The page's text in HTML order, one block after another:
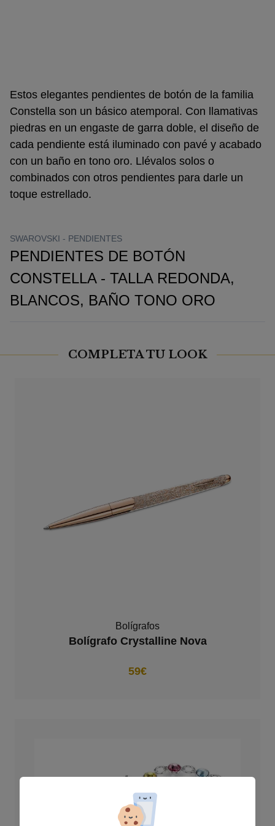
Estos elegantes pendientes de botón de la familia
Constella son un básico atemporal. Con llamativas
piedras en un engaste de garra doble, el diseño de
cada pendiente está iluminado con pavé y acabado
con un baño en tono oro. Llévalos solos o
combinados con otros pendientes para darle un
toque estrellado.
SWAROVSKI - PENDIENTES
PENDIENTES DE BOTÓN
CONSTELLA - TALLA REDONDA,
BLANCOS, BAÑO TONO ORO
COMPLETA TU LOOK
Bolígrafos
Bolígrafo Crystalline Nova
59€